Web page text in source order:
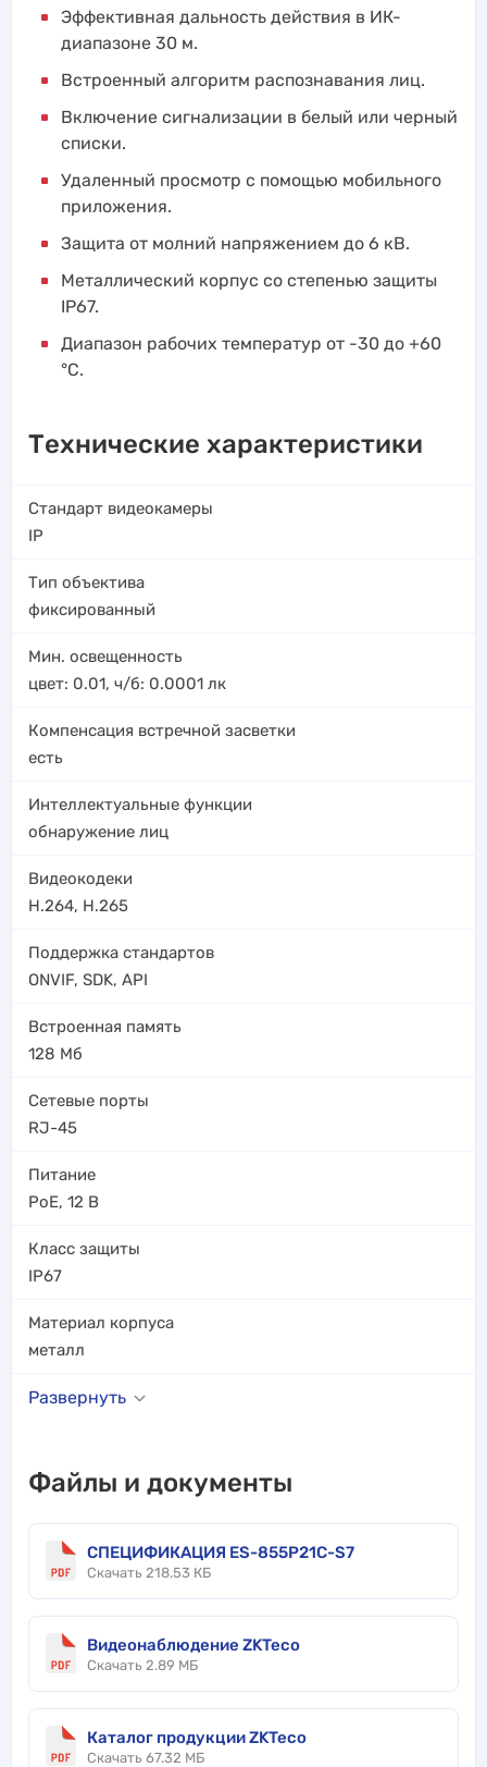
Эффективная дальность действия в ИК-
диапазоне 30 м.
Встроенный алгоритм распознавания лиц.
Включение сигнализации в белый или черный
списки.
Удаленный просмотр с помощью мобильного
приложения.
Защита от молний напряжением до 6 кВ.
Металлический корпус со степенью защиты
IP67.
Диапазон рабочих температур от -30 до +60
°C.
Технические характеристики
Стандарт видеокамеры
IP
Тип объектива
фиксированный
Мин. освещенность
цвет: 0.01, ч/б: 0.0001 лк
Компенсация встречной засветки
есть
Интеллектуальные функции
обнаружение лиц
Видеокодеки
H.264, H.265
Поддержка стандартов
ONVIF, SDK, API
Встроенная память
128 Мб
Сетевые порты
RJ-45
Питание
PoE, 12 В
Класс защиты
IP67
Материал корпуса
металл
Развернуть
Файлы и документы
СПЕЦИФИКАЦИЯ ES-855P21C-S7
Скачать 218.53 КБ
Видеонаблюдение ZKTeco
Скачать 2.89 МБ
Каталог продукции ZKTeco
Скачать 67.32 МБ